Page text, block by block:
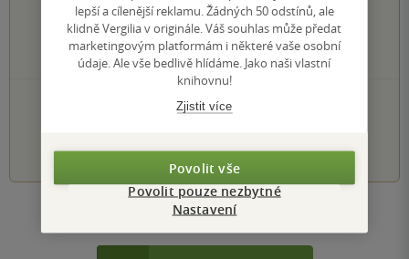
4 hvězdičky
0×
3 hvězdičky
0×
2 hvězdičky
0×
1 hvezdička
PŘIDEJTE SVÉ HODNOCENÍ KNIHY
Zobrazit všechna hodnocení
lepší a cílenější reklamu. Žádných 50 odstínů, ale
klidně Vergilia v originále. Váš souhlas může předat
marketingovým platformám i některé vaše osobní
údaje. Ale vše bedlivě hlídáme. Jako naši vlastní
knihovnu!
Zjistit více
Povolit vše
Povolit pouze nezbytné
Nastavení